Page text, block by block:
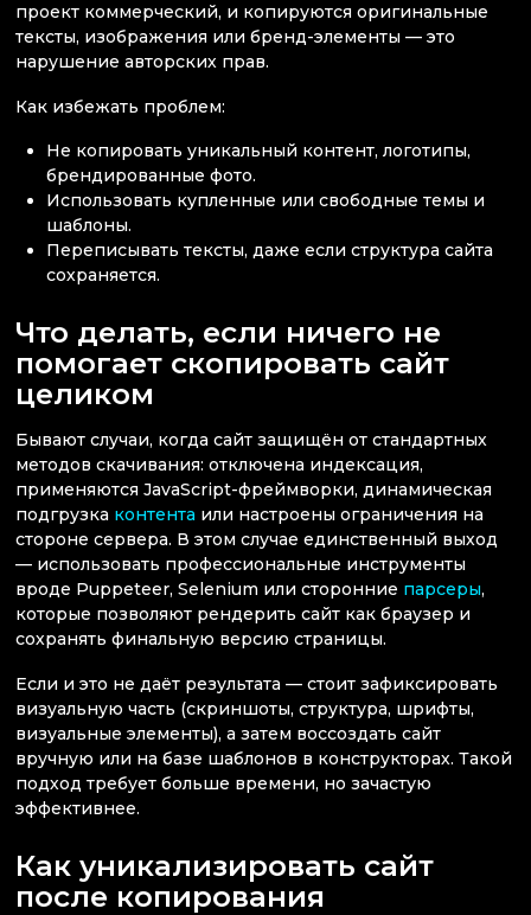
проект коммерческий, и копируются оригинальные
тексты, изображения или бренд-элементы — это
нарушение авторских прав.
Как избежать проблем:
Не копировать уникальный контент, логотипы,
брендированные фото.
Использовать купленные или свободные темы и
шаблоны.
Переписывать тексты, даже если структура сайта
сохраняется.
Что делать, если ничего не
помогает скопировать сайт
целиком
Бывают случаи, когда сайт защищён от стандартных
методов скачивания: отключена индексация,
применяются JavaScript-фреймворки, динамическая
подгрузка контента или настроены ограничения на
стороне сервера. В этом случае единственный выход
— использовать профессиональные инструменты
вроде Puppeteer, Selenium или сторонние парсеры,
которые позволяют рендерить сайт как браузер и
сохранять финальную версию страницы.
Если и это не даёт результата — стоит зафиксировать
визуальную часть (скриншоты, структура, шрифты,
визуальные элементы), а затем воссоздать сайт
вручную или на базе шаблонов в конструкторах. Такой
подход требует больше времени, но зачастую
эффективнее.
Как уникализировать сайт
после копирования